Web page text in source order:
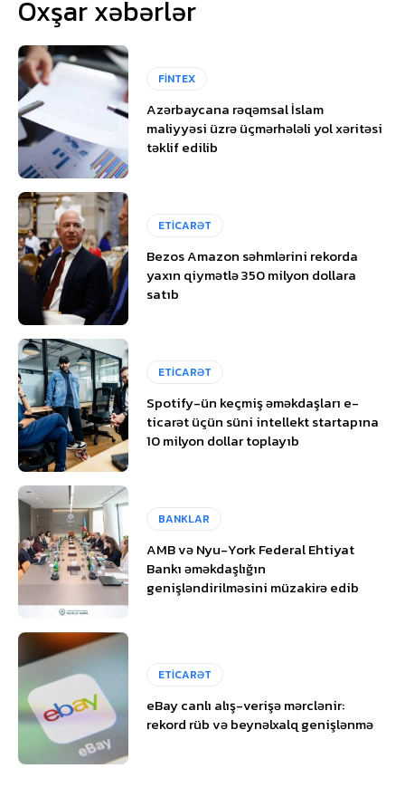
Oxşar xəbərlər
FİNTEX
Azərbaycana rəqəmsal İslam
maliyyəsi üzrə üçmərhələli yol xəritəsi
təklif edilib
ETİCARƏT
Bezos Amazon səhmlərini rekorda
yaxın qiymətlə 350 milyon dollara
satıb
ETİCARƏT
Spotify-ün keçmiş əməkdaşları e-
ticarət üçün süni intellekt startapına
10 milyon dollar toplayıb
BANKLAR
AMB və Nyu-York Federal Ehtiyat
Bankı əməkdaşlığın
genişləndirilməsini müzakirə edib
ETİCARƏT
eBay canlı alış-verişə mərclənir:
rekord rüb və beynəlxalq genişlənmə